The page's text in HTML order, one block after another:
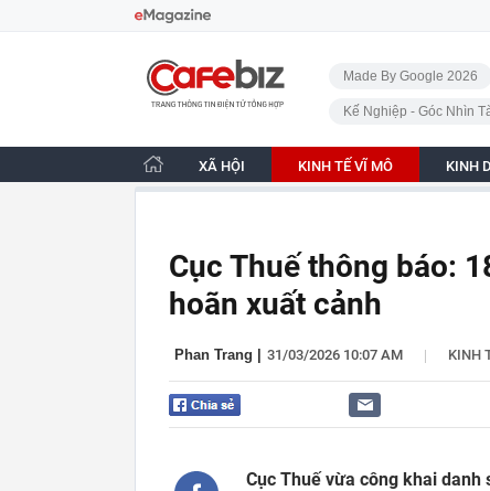
CafeBiz - Trang chủ
Made By Google 2026
Kế Nghiệp - Góc Nhìn
XÃ HỘI KINH TẾ VĨ MÔ KINH
Cục Thuế thông báo:
hoãn xuất cảnh
Phan Trang 31/03/2026 10:07 AM | KINH
Cục Thuế vừa công khai